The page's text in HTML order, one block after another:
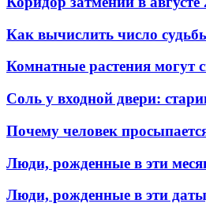
Как вычислить число
Комнатные растения могут
Соль у входной двери:
Почему человек
Люди, рожденные в эти
Люди, рожденные в эти